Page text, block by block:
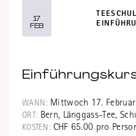
17
FEB
WANN: Mittwoch 17.
ORT: Bern, Länggass-Tee,
KOSTEN: CHF 65.00 pro